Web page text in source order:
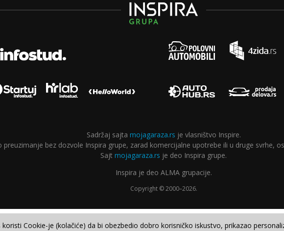
Sadržaj sajta mojagaraza.rs je vlasništvo Inspire.
bez dozvole Inspira grupe, zarad komercijalne upotrebe ili u druge svrhe,
Sajt mojagaraza.rs je deo Inspira grupe.
Inspira je deo ALMA grupacije.
Copyright © 2000–2026.
Cookie-je (kolačiće) da bi obezbedio dobro korisničko iskustvo, prikazao